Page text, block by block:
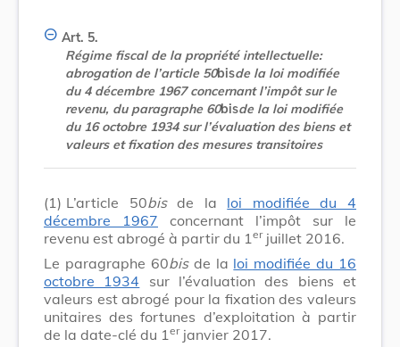
Art. 5.
Régime fiscal de la propriété intellectuelle:
abrogation de l’article 50bisde la loi modifiée
du 4 décembre 1967 concernant l’impôt sur le
revenu, du paragraphe 60bisde la loi modifiée
du 16 octobre 1934 sur l’évaluation des biens et
valeurs et fixation des mesures transitoires
(1) L’article 50bisde la loi modifiée du 4
décembre 1967 concernant l’impôt sur le
revenu est abrogé à partir du 1 erjuillet 2016.
Le paragraphe 60bisde la loi modifiée du 16
octobre 1934 sur l’évaluation des biens et
valeurs est abrogé pour la fixation des valeurs
unitaires des fortunes d’exploitation à partir
de la date-clé du 1 erjanvier 2017.